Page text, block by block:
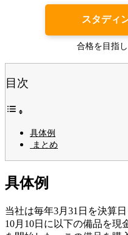
スタディ
合格を目指
目次
具体例
まとめ
具体例
当社は毎年3月31日を決算
10月10日に以下の備品を現